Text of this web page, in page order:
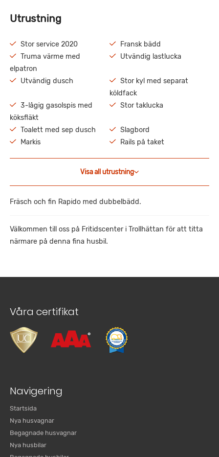
Utrustning
Stor service 2020
Fransk bädd
Truma värme med
elpatron
Utvändig lastlucka
Utvändig dusch
Stor kyl med separat
köldfack
3-lågig gasolspis med
köksfläkt
Stor taklucka
Toalett med sep dusch
Slagbord
Markis
Rails på taket
Visa all utrustning
Fräsch och fin Rapido med dubbelbädd.
Välkommen till oss på Fritidscenter i Trollhättan för att titta
närmare på denna fina husbil.
Våra certifikat
Navigering
Startsida
Nya husvagnar
Begagnade husvagnar
Nya husbilar